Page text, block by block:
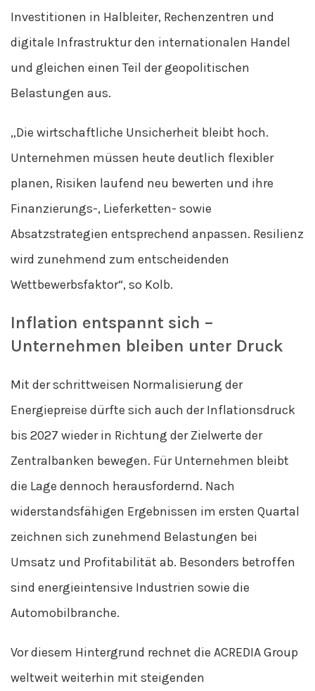
Investitionen in Halbleiter, Rechenzentren und
digitale Infrastruktur den internationalen Handel
und gleichen einen Teil der geopolitischen
Belastungen aus.
„Die wirtschaftliche Unsicherheit bleibt hoch.
Unternehmen müssen heute deutlich flexibler
planen, Risiken laufend neu bewerten und ihre
Finanzierungs-, Lieferketten- sowie
Absatzstrategien entsprechend anpassen. Resilienz
wird zunehmend zum entscheidenden
Wettbewerbsfaktor“, so Kolb.
Inflation entspannt sich –
Unternehmen bleiben unter Druck
Mit der schrittweisen Normalisierung der
Energiepreise dürfte sich auch der Inflationsdruck
bis 2027 wieder in Richtung der Zielwerte der
Zentralbanken bewegen. Für Unternehmen bleibt
die Lage dennoch herausfordernd. Nach
widerstandsfähigen Ergebnissen im ersten Quartal
zeichnen sich zunehmend Belastungen bei
Umsatz und Profitabilität ab. Besonders betroffen
sind energieintensive Industrien sowie die
Automobilbranche.
Vor diesem Hintergrund rechnet die ACREDIA Group
weltweit weiterhin mit steigenden